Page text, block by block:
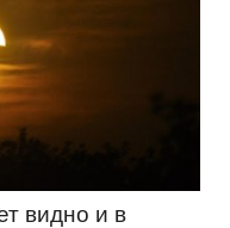
видно и в